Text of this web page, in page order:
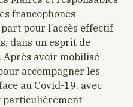
francophones
pour l’accès effectif
dans un esprit de
Après avoir mobilisé
accompagner les
au Covid-19, avec
particulièrement